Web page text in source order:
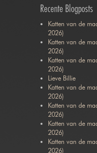
Recente Blogposts
Katten van de
2026)
Katten van de
2026)
Katten van de
2026)
Lieve Billie
Katten van de
2026)
Katten van de
2026)
Katten van de
2026)
Katten van de
2026)